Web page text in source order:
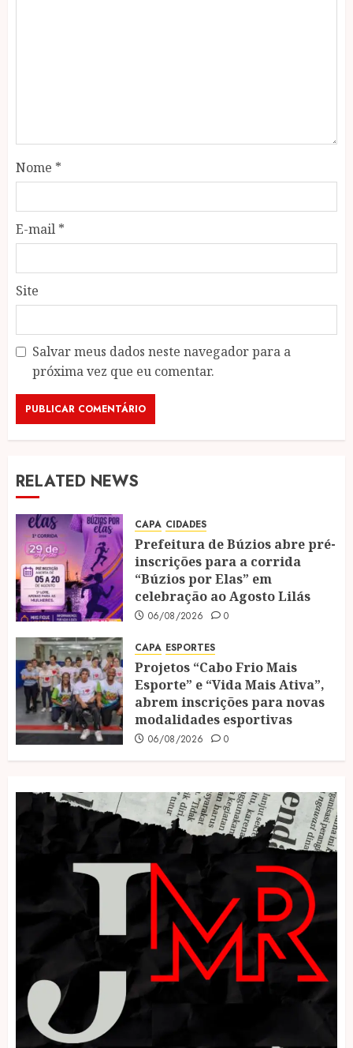
Nome *
E-mail *
Site
Salvar meus dados neste navegador para a
próxima vez que eu comentar.
RELATED NEWS
CAPA CIDADES
Prefeitura de Búzios abre pré-
inscrições para a corrida
“Búzios por Elas” em
celebração ao Agosto Lilás
06/08/2026 0
CAPA ESPORTES
Projetos “Cabo Frio Mais
Esporte” e “Vida Mais Ativa”,
abrem inscrições para novas
modalidades esportivas
06/08/2026 0